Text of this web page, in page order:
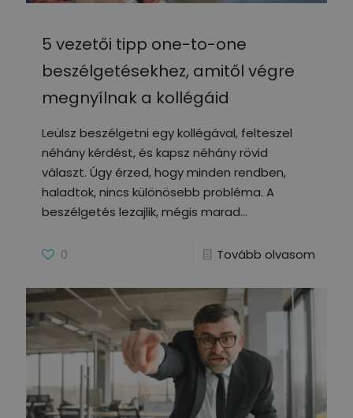
5 vezetői tipp one-to-one
beszélgetésekhez, amitől végre
megnyílnak a kollégáid
Leülsz beszélgetni egy kollégával, felteszel
néhány kérdést, és kapsz néhány rövid
választ. Úgy érzed, hogy minden rendben,
haladtok, nincs különösebb probléma. A
beszélgetés lezajlik, mégis marad
0 Tovább olvasom